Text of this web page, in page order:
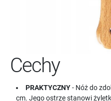
Cechy
PRAKTYCZNY- Nóż do
cm. Jego ostrze stanowi